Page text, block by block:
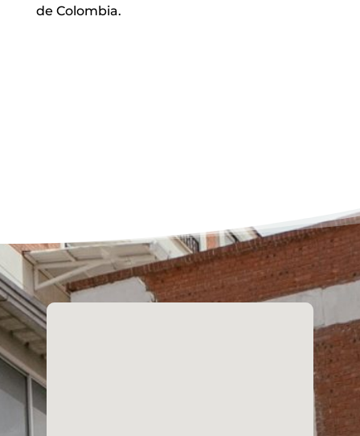
de Colombia.